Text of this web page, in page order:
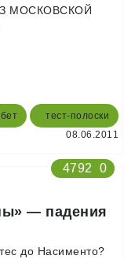
ИЗ МОСКОВСКОЙ
тест-полоски
08.06.2011
4792 0
— падения
до Насименто?